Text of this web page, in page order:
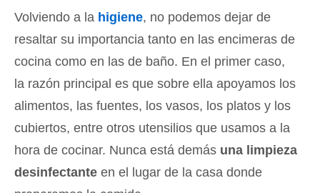
Volviendo a la higiene, no podemos dejar de
resaltar su importancia tanto en las encimeras de
cocina como en las de baño. En el primer caso,
la razón principal es que sobre ella apoyamos los
alimentos, las fuentes, los vasos, los platos y los
cubiertos, entre otros utensilios que usamos a la
hora de cocinar. Nunca está demás una limpieza
desinfectante en el lugar de la casa donde